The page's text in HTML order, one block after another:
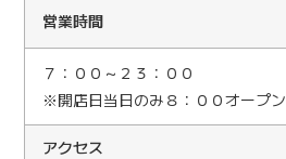
営業時間
７：００～２３：００
※開店日当日のみ８：００オープン
アクセス